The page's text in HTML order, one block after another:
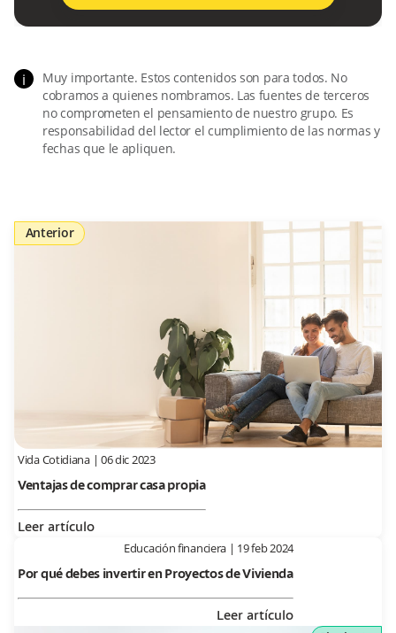
i
Muy importante. Estos contenidos son para todos. No
cobramos a quienes nombramos. Las fuentes de terceros
no comprometen el pensamiento de nuestro grupo. Es
responsabilidad del lector el cumplimiento de las normas y
fechas que le apliquen.
Anterior
Vida Cotidiana| 06 dic 2023
Ventajas de comprar casa propia
Leer artículo
Educación financiera | 19 feb 2024
Por qué debes invertir en Proyectos de Vivienda
Leer artículo